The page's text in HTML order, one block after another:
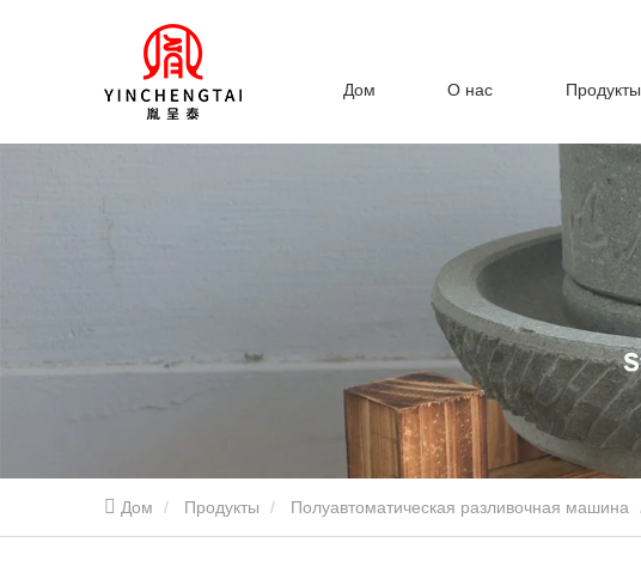
Дом О нас Продукты
Дом Продукты Полуавтоматическая разливочная машина